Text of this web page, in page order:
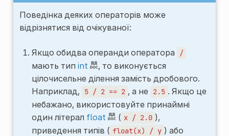
Поведінка деяких операторів може
відрізнятися від очікуваної:
Якщо обидва операнди оператора /
мають тип int
, то виконується
цілочисельне ділення замість дробового.
Наприклад,
5 / 2 == 2 , а не 2.5 . Якщо це
небажано, використовуйте принаймні
один літерал float ( x / 2.0 ),
приведення типів ( float(x) / y ) або